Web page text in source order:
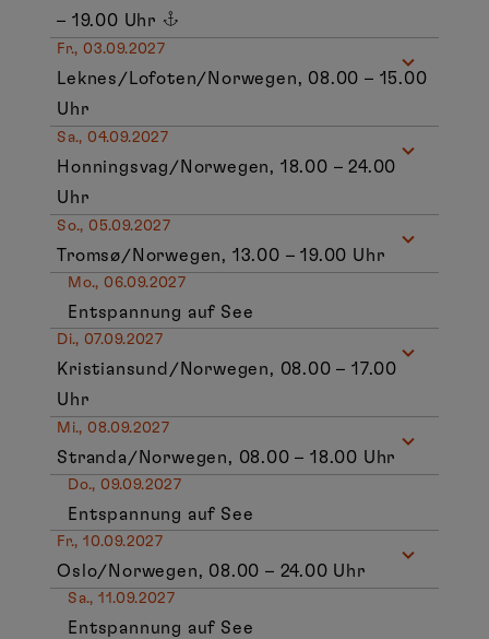
– 19.00 Uhr
Fr., 03.09.2027
Leknes/Lofoten/Norwegen, 08.00 – 15.00
Uhr
Sa., 04.09.2027
Honningsvag/Norwegen, 18.00 – 24.00
Uhr
So., 05.09.2027
Tromsø/Norwegen, 13.00 – 19.00 Uhr
Mo., 06.09.2027
Entspannung auf See
Di., 07.09.2027
Kristiansund/Norwegen, 08.00 – 17.00
Uhr
Mi., 08.09.2027
Stranda/Norwegen, 08.00 – 18.00 Uhr
Do., 09.09.2027
Entspannung auf See
Fr., 10.09.2027
Oslo/Norwegen, 08.00 – 24.00 Uhr
Sa., 11.09.2027
Entspannung auf See